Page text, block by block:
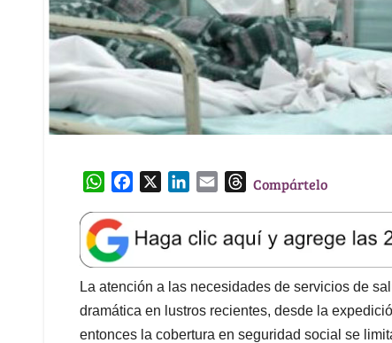
W
a
t
s
A
p
p
e
b
o
o
k
k
e
d
I
n
l
T
e
a
d
s
Compártelo
La atención a las necesidades de servicios de
dramática en lustros recientes, desde la
entonces la cobertura en seguridad social se